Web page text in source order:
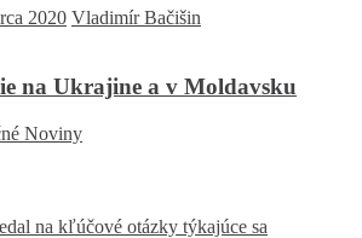
2020 Vladimír Bačišin
na Ukrajine a v Moldavsku
Noviny